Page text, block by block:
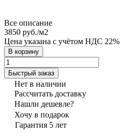
Все описание
3850 руб./м2
Цена указана с учётом НДС 22%
В корзину
Быстрый заказ
Нет в наличии
Рассчитать доставку
Нашли дешевле?
Хочу в подарок
Гарантия 5 лет